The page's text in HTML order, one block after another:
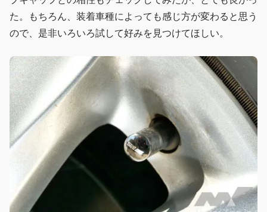
た。もちろん、装着車種によっても感じ方が変わると思う
ので、是非いろいろ試して好みを見つけてほしい。